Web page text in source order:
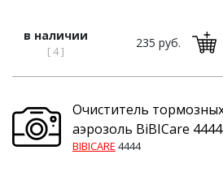
в наличии
[ 4 ]
235 руб.
Очиститель
аэрозоль BiBICare 4444
BIBICARE 4444